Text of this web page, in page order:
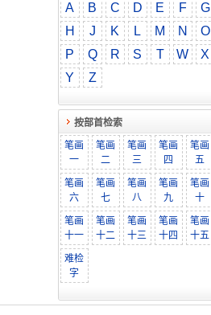
A B C D E F
G
H
J K L M N
O
P
Q R S T W
X
Y
Z
按部首检索
笔画
一
笔画
二
笔画
三
笔画
四
笔画
五
笔画
六
笔画
七
笔画
八
笔画
九
笔画
十
笔画
十一
笔画
十二
笔画
十三
笔画
十四
笔画
十五
难检
字